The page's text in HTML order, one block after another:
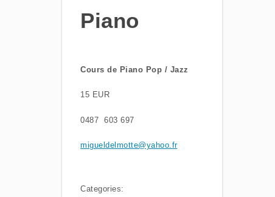
Piano
Cours de Piano Pop / Jazz
15 EUR
0487 603 697
migueldelmotte@yahoo.fr
Categories: